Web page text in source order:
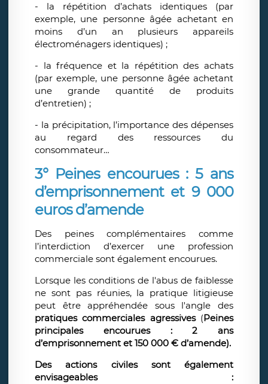
- la répétition d’achats identiques (par
exemple, une personne âgée achetant en
moins d’un an plusieurs appareils
électroménagers identiques) ;
- la fréquence et la répétition des achats
(par exemple, une personne âgée achetant
une grande quantité de produits
d’entretien) ;
- la précipitation, l’importance des dépenses
au regard des ressources du
consommateur…
3° Peines encourues : 5 ans
d’emprisonnement et 9 000
euros d’amende
Des peines complémentaires comme
l’interdiction d’exercer une profession
commerciale sont également encourues.
Lorsque les conditions de l'abus de faiblesse
ne sont pas réunies, la pratique litigieuse
peut être appréhendée sous l'angle des
pratiques commerciales agressives(Peines
principales encourues : 2 ans
d’emprisonnement et 150 000 € d’amende).
Des actions civiles sont également
envisageables :